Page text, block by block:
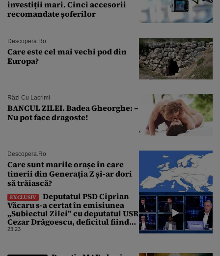
investiții mari. Cinci accesorii
recomandate șoferilor
Descopera.ro
Care este cel mai vechi pod din
Europa?
Râzi Cu Lacrimi
BANCUL ZILEI. Badea Gheorghe: –
Nu pot face dragoste!
Descopera.ro
Care sunt marile orașe în care
tinerii din Generația Z și-ar dori
să trăiască?
EXCLUSIV
Deputatul PSD Ciprian
Văcaru s-a certat în emisiunea
„Subiectul Zilei” cu deputatul USR
Cezar Drăgoescu, deficitul fiind
motivul scandalului
23:23